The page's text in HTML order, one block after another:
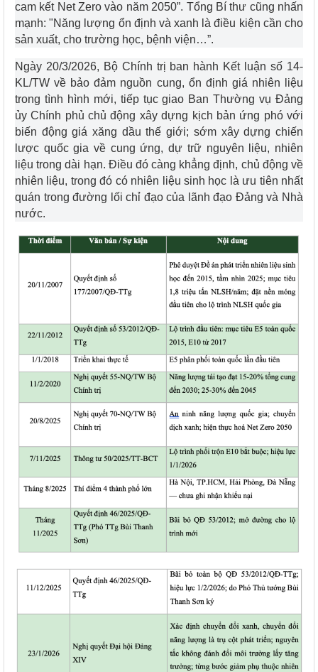
cam kết Net Zero vào năm 2050”. Tổng Bí thư cũng nhấn
mạnh: "Năng lượng ổn định và xanh là điều kiện cần cho
sản xuất, cho trường học, bệnh viện…”.
Ngày 20/3/2026, Bộ Chính trị ban hành Kết luận số 14-
KL/TW về bảo đảm nguồn cung, ổn định giá nhiên liệu
trong tình hình mới, tiếp tục giao Ban Thường vụ Đảng
ủy Chính phủ chủ động xây dựng kịch bản ứng phó với
biến động giá xăng dầu thế giới; sớm xây dựng chiến
lược quốc gia về cung ứng, dự trữ nguyên liệu, nhiên
liệu trong dài hạn. Điều đó càng khẳng định, chủ động về
nhiên liệu, trong đó có nhiên liệu sinh học là ưu tiên nhất
quán trong đường lối chỉ đạo của lãnh đạo Đảng và Nhà
nước.